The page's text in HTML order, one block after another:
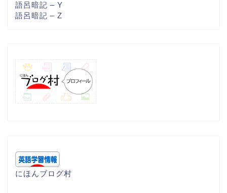
語呂暗記 – Y
語呂暗記 – Z
にほんブログ村